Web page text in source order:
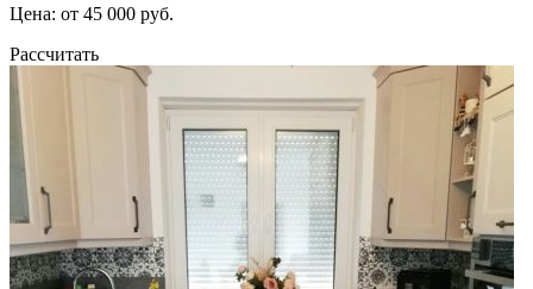
Цена: от 45 000 руб.
Рассчитать